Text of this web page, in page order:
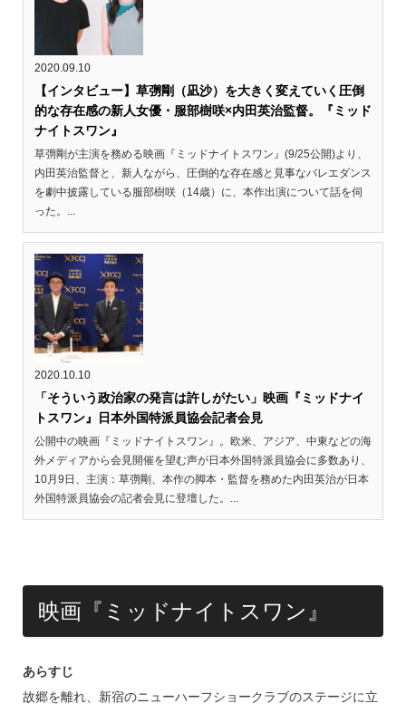
2020.09.10
【インタビュー】草彅剛（凪沙）を大きく変えていく圧倒
的な存在感の新人女優・服部樹咲×内田英治監督。『ミッド
ナイトスワン』
草彅剛が主演を務める映画『ミッドナイトスワン』(9/25公開)より、
内田英治監督と、新人ながら、圧倒的な存在感と見事なバレエダンス
を劇中披露している服部樹咲（14歳）に、本作出演について話を伺
った。...
2020.10.10
「そういう政治家の発言は許しがたい」映画『ミッドナイ
トスワン』日本外国特派員協会記者会見
公開中の映画『ミッドナイトスワン』。欧米、アジア、中東などの海
外メディアから会見開催を望む声が日本外国特派員協会に多数あり、
10月9日、主演：草彅剛、本作の脚本・監督を務めた内田英治が日本
外国特派員協会の記者会見に登壇した。...
映画『ミッドナイトスワン』
あらすじ
故郷を離れ、新宿のニューハーフショークラブのステージに立